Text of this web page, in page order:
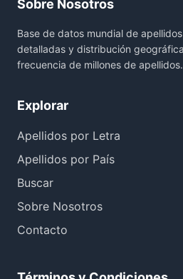
Sobre Nosotros
Base de datos mundial de
detalladas y distribución
frecuencia de millones de apellidos.
Explorar
Apellidos por Letra
Apellidos por País
Buscar
Sobre Nosotros
Contacto